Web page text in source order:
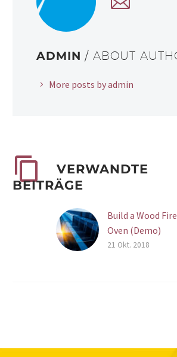
ADMIN / ABOUT
More posts by admin
VERWANDTE
BEITRÄGE
Build a Wood
Oven (Demo)
21 Okt. 2018